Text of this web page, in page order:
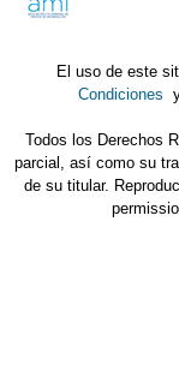
El uso de este
Condiciones
Todos los Derechos
parcial, así como su
de su titular.